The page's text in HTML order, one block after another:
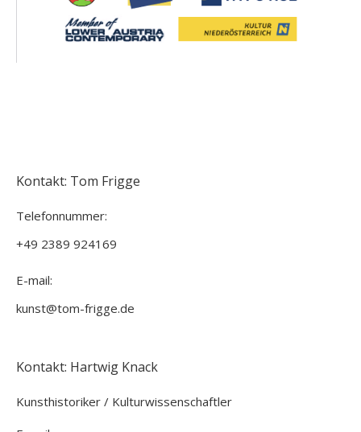
Kontakt: Tom Frigge
Telefonnummer:
+49 2389 924169
E-mail:
kunst@tom-frigge.de
Kontakt: Hartwig Knack
Kunsthistoriker / Kulturwissenschaftler